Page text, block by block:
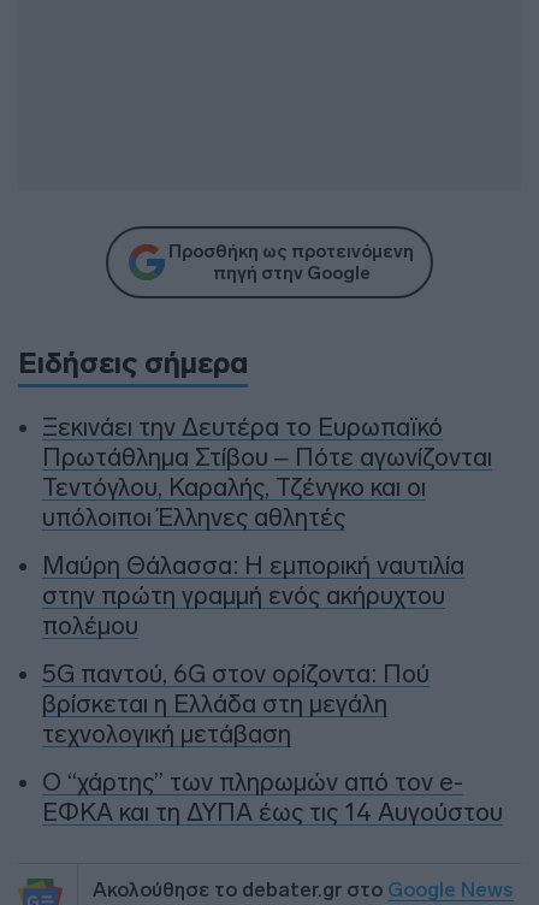
Προσθήκη ως προτεινόμενη
πηγή στην Google
Ειδήσεις σήμερα
Ξεκινάει την Δευτέρα το Ευρωπαϊκό
Πρωτάθλημα Στίβου – Πότε αγωνίζονται
Τεντόγλου, Καραλής, Τζένγκο και οι
υπόλοιποι Έλληνες αθλητές
Μαύρη Θάλασσα: Η εμπορική ναυτιλία
στην πρώτη γραμμή ενός ακήρυχτου
πολέμου
5G παντού, 6G στον ορίζοντα: Πού
βρίσκεται η Ελλάδα στη μεγάλη
τεχνολογική μετάβαση
Ο “χάρτης” των πληρωμών από τον e-
ΕΦΚΑ και τη ΔΥΠΑ έως τις 14 Αυγούστου
Ακολούθησε το debater.gr στο Google News